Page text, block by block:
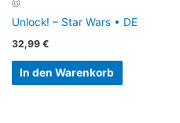
Unlock! – Star Wars • DE
32,99 €
In den Warenkorb